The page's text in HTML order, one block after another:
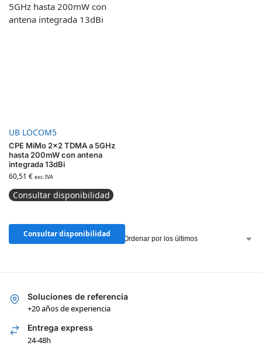
UB LOCOM5
CPE MiMo 2×2 TDMA a 5GHz
hasta 200mW con antena
integrada 13dBi
60,51 € exc. IVA
Consultar disponibilidad
Consultar disponibilidad
Mostrando los 17 resultados
Soluciones de referencia
+20 años de experiencia
Entrega express
24-48h